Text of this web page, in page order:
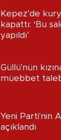
Kepez’de
kapattı: ‘Bu
yapıldı’
Güllü'nün
müebbet
Yeni Parti'nin
açıklandı